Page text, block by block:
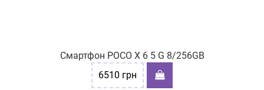
Смартфон POCO X 6 5 G 8/256GB
6510 грн